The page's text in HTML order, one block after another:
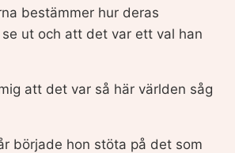
bestämmer hur deras
ut och att det var ett val han
att det var så här världen såg
började hon stöta på det som